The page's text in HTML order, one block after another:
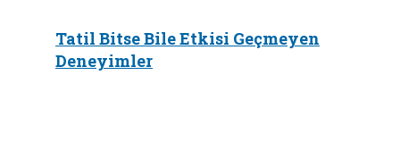
Tatil Bitse Bile Etkisi Geçmeyen
Deneyimler